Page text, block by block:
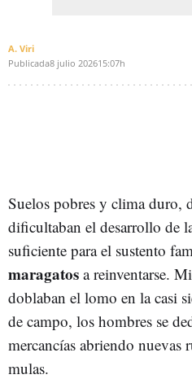
A. Viri
Publicada8 julio 202615:07h
Suelos pobres y clima duro,
dificultaban el desarrollo de
suficiente para el sustento
maragatos a reinventarse.
doblaban el lomo en la casi
de campo, los hombres se
mercancías abriendo nuevas
mulas.